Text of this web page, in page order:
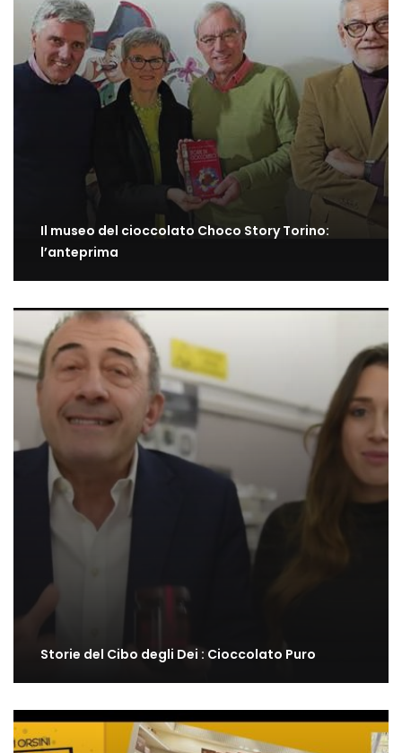
Il museo del cioccolato Choco Story Torino:
l’anteprima
Storie del Cibo degli Dei : Cioccolato Puro